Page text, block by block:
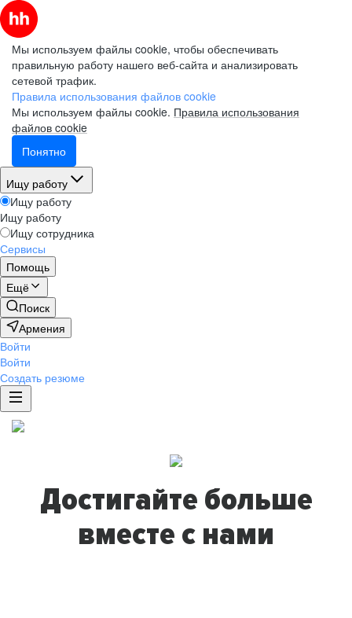
Мы используем файлы cookie, чтобы обеспечивать
правильную работу нашего веб-сайта и анализировать
сетевой трафик.
Правила использования файлов cookie
Мы используем файлы cookie. Правила использования
файлов cookie
Понятно
Ищу работу
Ищу работу
Ищу работу
Ищу сотрудника
Сервисы
Помощь
Ещё
Поиск
Армения
Войти
Войти
Создать резюме
Достигайте больше
вместе с нами